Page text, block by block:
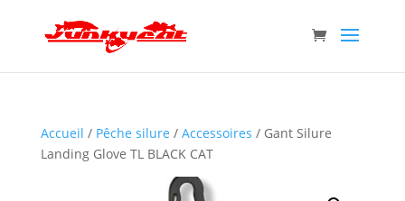
Accueil / Pêche silure / Accessoires / Gant Silure
Landing Glove TL BLACK CAT